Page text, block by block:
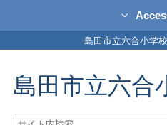
島田市立六合小学
島田市立六合